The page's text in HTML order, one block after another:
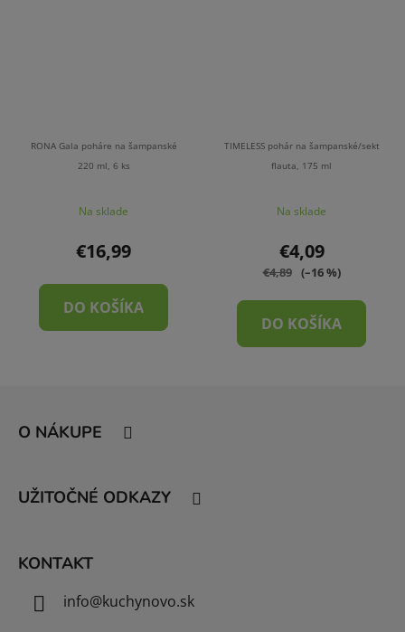
RONA Gala poháre na šampanské
220 ml, 6 ks
Na sklade
€16,99
DO KOŠÍKA
TIMELESS pohár na šampanské/sekt
flauta, 175 ml
Na sklade
€4,09
€4,89 (–16 %)
DO KOŠÍKA
O NÁKUPE
UŽITOČNÉ ODKAZY
KONTAKT
info@kuchynovo.sk